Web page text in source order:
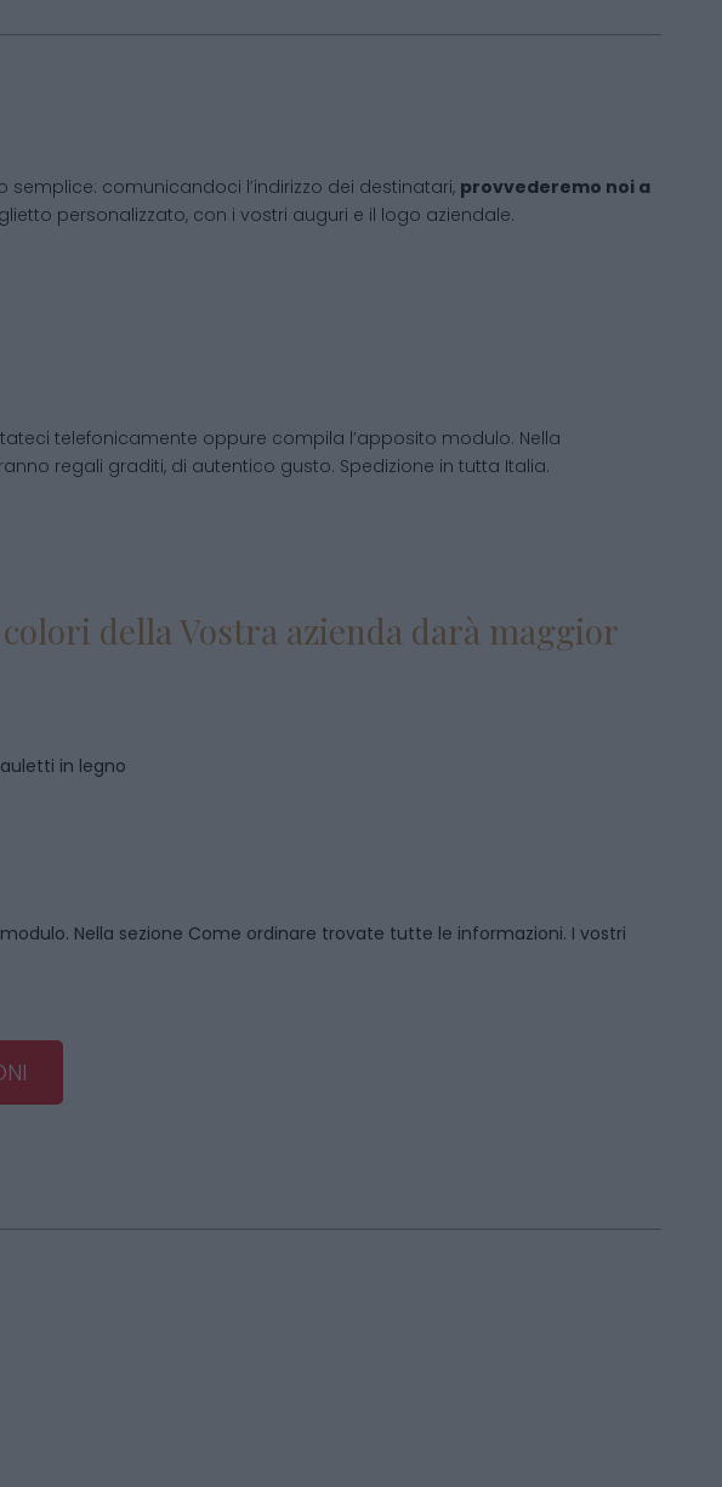
comunicandoci l’indirizzo dei destinatari, provvederemo noi a
personalizzato, con i vostri auguri e il logo aziendale.
telefonicamente oppure compila l’apposito modulo. Nella
regali graditi, di autentico gusto. Spedizione in tutta Italia.
della Vostra azienda darà maggior
in legno
Nella sezione Come ordinare trovate tutte le informazioni. I vostri